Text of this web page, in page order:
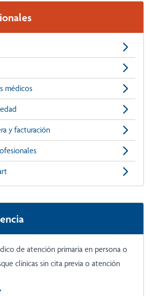
médicos
y facturación
de atención primaria en persona o
clínicas sin cita previa o atención